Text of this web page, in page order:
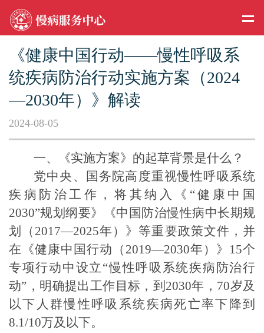
《健康中国行动——慢性呼吸系
统疾病防治行动实施方案（2024
—2030年）》解读
2024-08-05
一、《实施方案》的起草背景是什么？
党中央、国务院高度重视慢性呼吸系统
疾病 防治工作，将其纳入《 “健康中国
2030”规划纲要》《中国防治慢性病中长期规
划（2017—2025年）》等重要政策文件，并
在《健康中国行动（2019—2030年）》15个
专项行动中设立“慢性呼吸系统疾病防治行
动”，明确提出工作目标，到2030年，70岁及
以下人群慢性呼吸系统疾病死亡率下降到
8.1/10万及以下。